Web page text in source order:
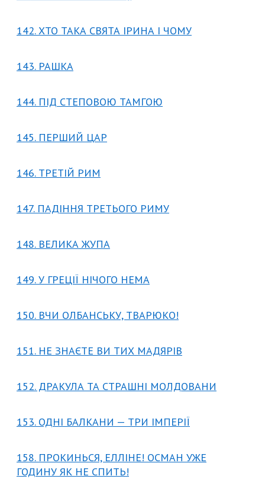
142. ХТО ТАКА СВЯТА ІРИНА І ЧОМУ
143. РАШКА
144. ПІД СТЕПОВОЮ ТАМГОЮ
145. ПЕРШИЙ ЦАР
146. ТРЕТІЙ РИМ
147. ПАДІННЯ ТРЕТЬОГО РИМУ
148. ВЕЛИКА ЖУПА
149. У ГРЕЦІЇ НІЧОГО НЕМА
150. ВЧИ ОЛБАНСЬКУ, ТВАРЮКО!
151. НЕ ЗНАЄТЕ ВИ ТИХ МАДЯРІВ
152. ДРАКУЛА ТА СТРАШНІ МОЛДОВАНИ
153. ОДНІ БАЛКАНИ — ТРИ ІМПЕРІЇ
158. ПРОКИНЬСЯ, ЕЛЛІНЕ! ОСМАН УЖЕ
ГОДИНУ ЯК НЕ СПИТЬ!